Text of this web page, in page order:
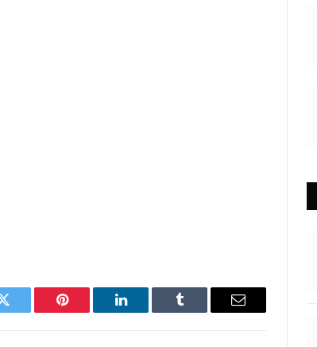
Twitter Pinterest LinkedIn Tumblr Email